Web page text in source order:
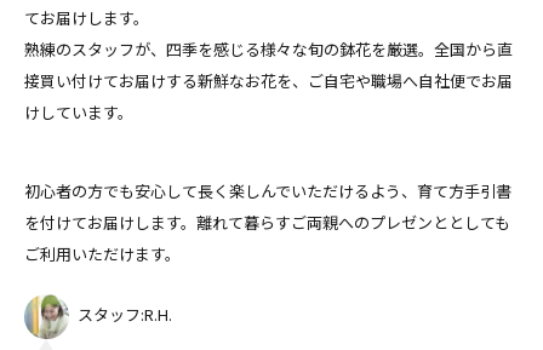
てお届けします。
熟練のスタッフが、四季を感じる様々な旬の鉢花を厳選。全国から直
接買い付けてお届けする新鮮なお花を、ご自宅や職場へ自社便でお届
けしています。
初心者の方でも安心して長く楽しんでいただけるよう、育て方手引書
を付けてお届けします。離れて暮らすご両親へのプレゼンととしても
ご利用いただけます。
スタッフ:R.H.